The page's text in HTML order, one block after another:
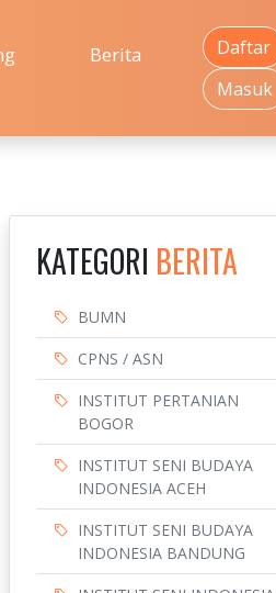
Berita
Daftar
Masuk
KATEGORI BERITA
BUMN
CPNS / ASN
INSTITUT PERTANIAN
BOGOR
INSTITUT SENI BUDAYA
INDONESIA ACEH
INSTITUT SENI BUDAYA
INDONESIA BANDUNG